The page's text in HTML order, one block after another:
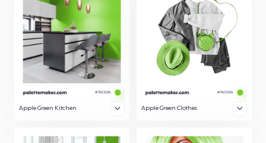
Apple Green Kitchen Apple Green Clothes